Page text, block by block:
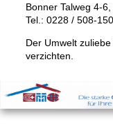
Bonner Talweg 4-
Tel.: 0228 / 508-
Der Umwelt
verzichten.